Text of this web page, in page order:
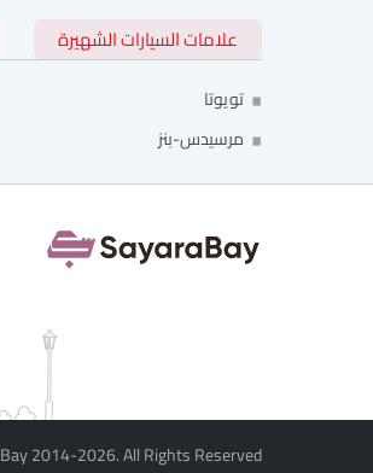
علامات السيارات الشهيرة
تويوتا
مرسيدس-بنز
2014-2026. All Rights Reserved.